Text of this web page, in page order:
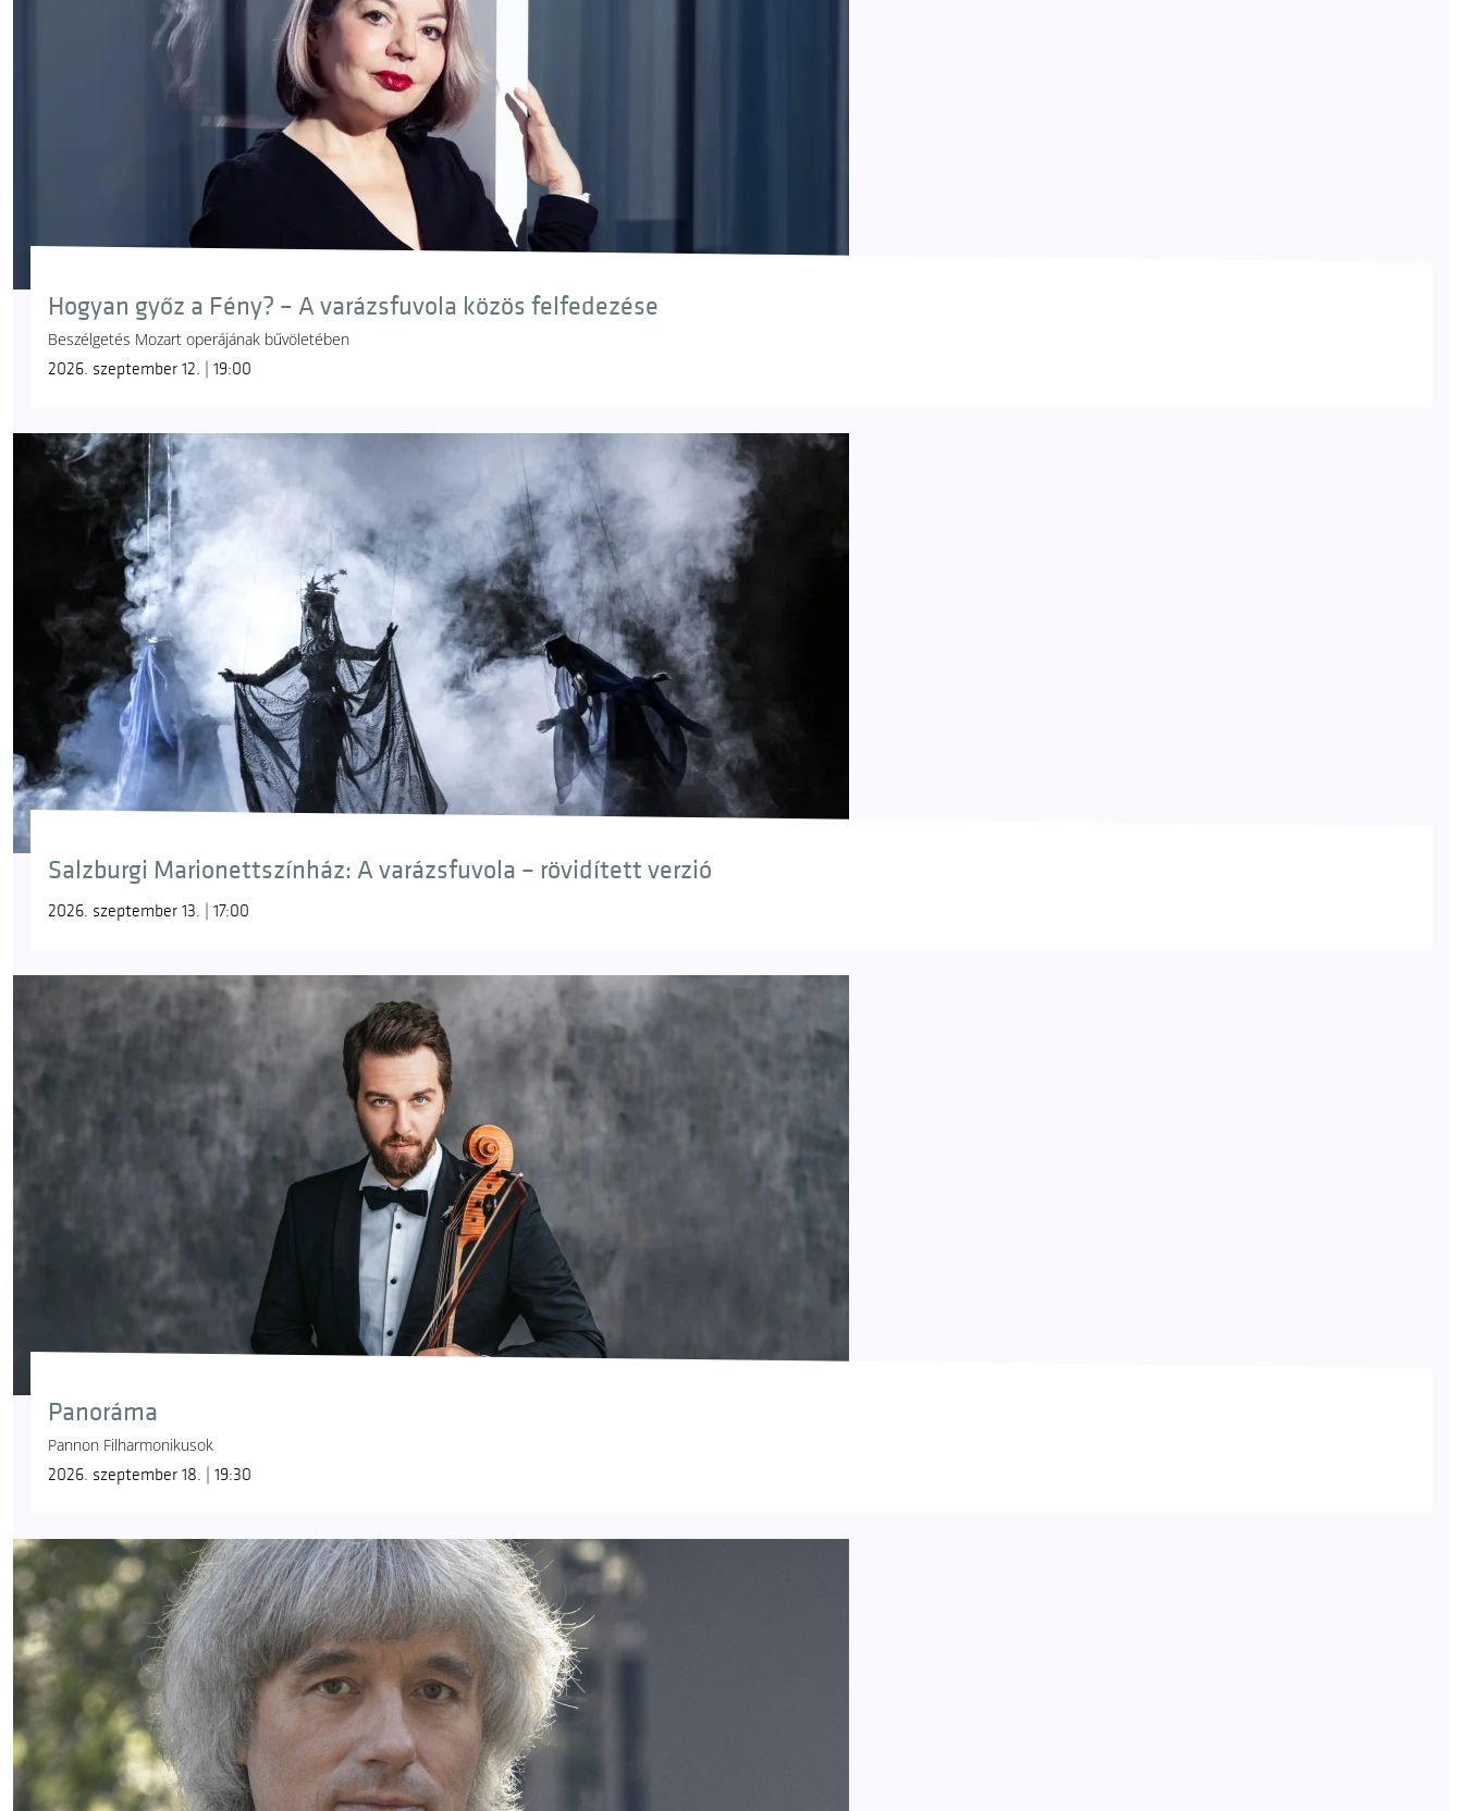
Hogyan győz a Fény? – A varázsfuvola közös felfedezése
Beszélgetés Mozart operájának bűvöletében
2026. szeptember 12. | 19:00
Salzburgi Marionettszínház: A varázsfuvola – rövidített verzió
2026. szeptember 13. | 17:00
Panoráma
Pannon Filharmonikusok
2026. szeptember 18. | 19:30